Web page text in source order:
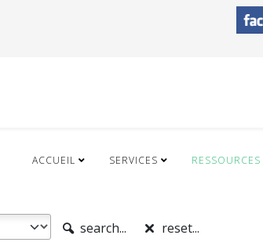
ACCUEIL SERVICES RESSOURCES
search... reset...